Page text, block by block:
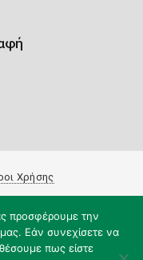
Χρήσης
προσφέρουμε την
Εάν συνεχίσετε να
πως είστε